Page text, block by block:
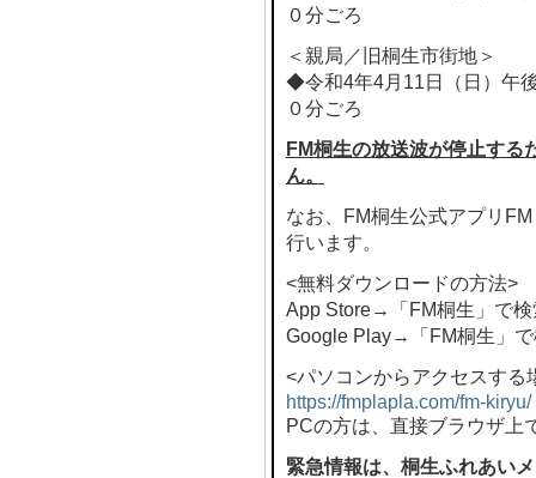
０分ごろ
＜親局／旧桐生市街地＞
◆令和4年4月11日（日）午
０分ごろ
FM桐生の放送波が停止する
ん。
なお、FM桐生公式アプリ
行います。
<無料ダウンロードの方法>
App Store→「FM桐生」で検
Google Play→「FM桐生」
<パソコンからアクセスする
https://fmplapla.com/fm-kiryu/
PCの方は、直接ブラウザ上
緊急情報は、桐生ふれあい